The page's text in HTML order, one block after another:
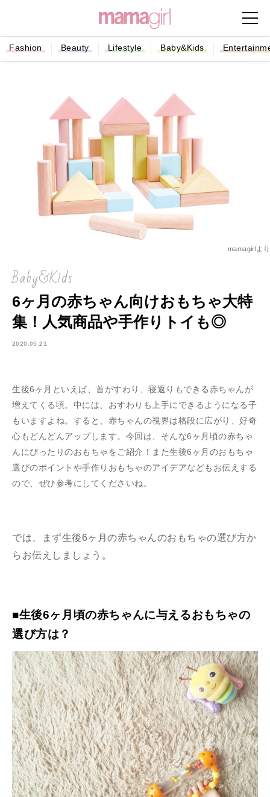
Fashion Beauty Lifestyle Baby&Kids
mamagirlより
Baby&Kids
6ヶ月の赤ちゃん向けおもちゃ大特
集！人気商品や手作りトイも◎
2020.05.21
生後6ヶ月といえば、首がすわり、寝返りもできる赤ちゃんが
増えてくる頃。中には、おすわりも上手にできるようになる子
もいますよね。すると、赤ちゃんの視界は格段に広がり、好奇
心もどんどんアップします。今回は、そんな6ヶ月頃の赤ちゃ
んにぴったりのおもちゃをご紹介！また生後6ヶ月のおもちゃ
選びのポイントや手作りおもちゃのアイデアなどもお伝えする
ので、ぜひ参考にしてくださいね。
では、まず生後6ヶ月の赤ちゃんのおもちゃの選び方か
らお伝えしましょう。
■生後6ヶ月頃の赤ちゃんに与えるおもちゃの
選び方は？